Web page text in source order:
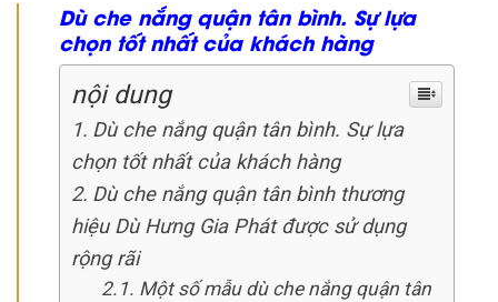
Dù che nắng quận tân bình. Sự lựa
chọn tốt nhất của khách hàng
nội dung
Dù che nắng quận tân bình. Sự lựa
chọn tốt nhất của khách hàng
Dù che nắng quận tân bình thương
hiệu Dù Hưng Gia Phát được sử dụng
rộng rãi
Một số mẫu dù che nắng quận tân